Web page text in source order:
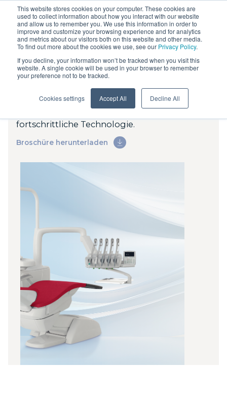
This website stores cookies on your computer. These cookies are
used to collect information about how you interact with our website
and allow us to remember you. We use this information in order to
improve and customize your browsing experience and for analytics
and metrics about our visitors both on this website and other media.
To find out more about the cookies we use, see our Privacy Policy.
If you decline, your information won’t be tracked when you visit this
website. A single cookie will be used in your browser to remember
your preference not to be tracked.
Cookies settings Accept All Decline All
Behandlungseinheiten
Skema 5
fortschrittliche Technologie.
Broschüre herunterladen
Puma Eli R